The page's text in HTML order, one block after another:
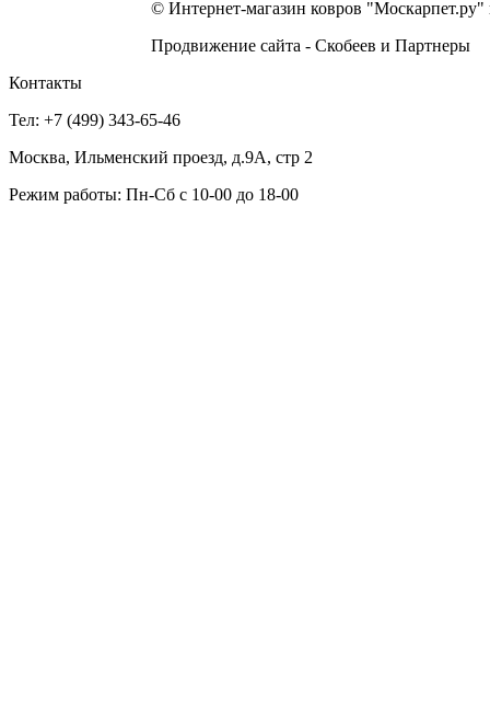
© Интернет-магазин ковров
Продвижение сайта - Скобеев и Партнеры
Контакты
Тел: +7 (499) 343-65-46
Москва, Ильменский проезд, д.9А, стр 2
Режим работы: Пн-Сб с 10-00 до 18-00